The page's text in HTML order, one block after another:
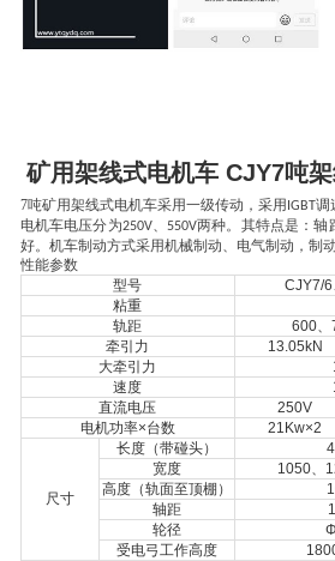
矿用架线式电机车 CJY7吨
7吨矿用架线式电机车采用一级传动，采用 IGBT调
电机车电压分为250V、550V两种。其特点是：轴
好。机车制动方式采用机械制动、电气制动，制动
性能参数
型号
CJY7/
粘重
轨距
600、
牵引力
13.05kN
大牵引力
速度
直流电压
250V
电机功率×台数
21Kw×2
尺寸
长度（带碰头） 4
宽度
1050、
高度（轨面至顶棚）
1
轴距
轮径
受电弓工作高度